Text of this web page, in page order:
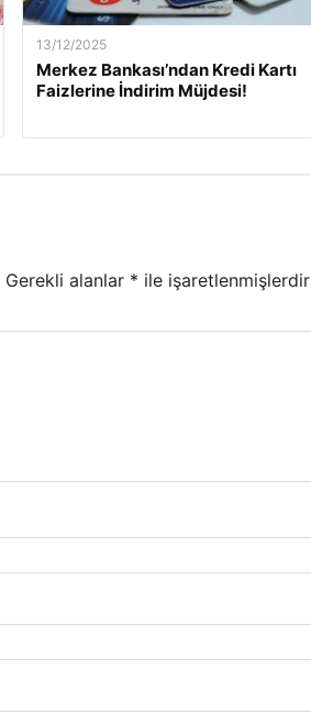
13/12/2025
Merkez Bankası’ndan Kredi Kartı
Faizlerine İndirim Müjdesi!
Gerekli alanlar * ile işaretlenmişlerdir